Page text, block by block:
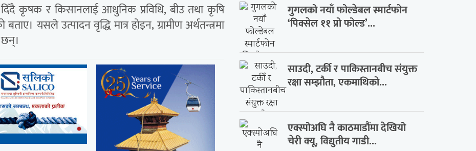
दिँदै कृषक र किसानलाई आधुनिक प्रविधि, बीउ तथा कृषि
यसले उत्पादन वृद्धि मात्र होइन, ग्रामीण अर्थतन्त्रमा
गुगलको नयाँ फोल्डेबल स्मार्टफोन
‘पिक्सेल ११ प्रो फोल्ड’...
साउदी, टर्की र पाकिस्तानबीच संयुक्त
रक्षा सम्झौता, एकमाथिको...
एक्स्पोअघि नै काठमाडौंमा देखियो
चेरी क्यू, विद्युतीय गाडी...